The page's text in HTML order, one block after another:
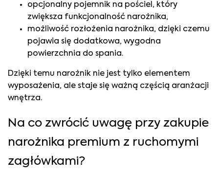
opcjonalny pojemnik na pościel, który
zwiększa funkcjonalność narożnika,
możliwość rozłożenia narożnika, dzięki czemu
pojawia się dodatkowa, wygodna
powierzchnia do spania.
Dzięki temu narożnik nie jest tylko elementem
wyposażenia, ale staje się ważną częścią aranżacji
wnętrza.
Na co zwrócić uwagę przy zakupie
narożnika premium z ruchomymi
zagłówkami?